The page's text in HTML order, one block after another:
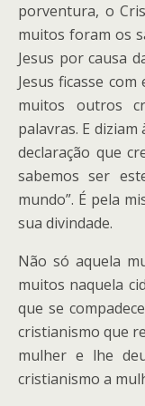
porventura, o
muitos foram os
Jesus por causa
Jesus ficasse
muitos outros
palavras. E diziam
declaração que
sabemos ser
mundo”. É pela
sua divindade.
Não só aquela
muitos naquela
que se
cristianismo que
mulher e lhe
cristianismo a